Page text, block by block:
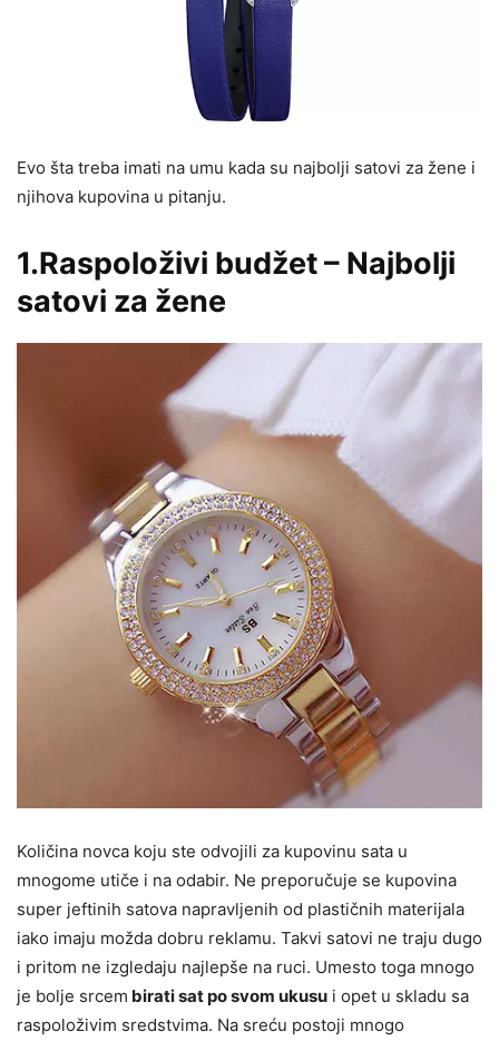
Evo šta treba imati na umu kada su najbolji satovi za žene i
njihova kupovina u pitanju.
1.Raspoloživi budžet – Najbolji
satovi za žene
Količina novca koju ste odvojili za kupovinu sata u
mnogome utiče i na odabir. Ne preporučuje se kupovina
super jeftinih satova napravljenih od plastičnih materijala
iako imaju možda dobru reklamu. Takvi satovi ne traju dugo
i pritom ne izgledaju najlepše na ruci. Umesto toga mnogo
je bolje srcem birati sat po svom ukusu i opet u skladu sa
raspoloživim sredstvima. Na sreću postoji mnogo